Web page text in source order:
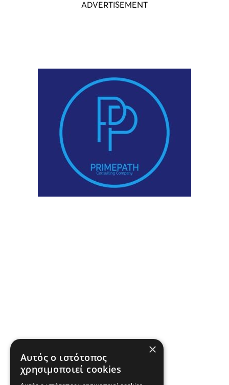
×
Αυτός ο ιστότοπος
χρησιμοποιεί cookies